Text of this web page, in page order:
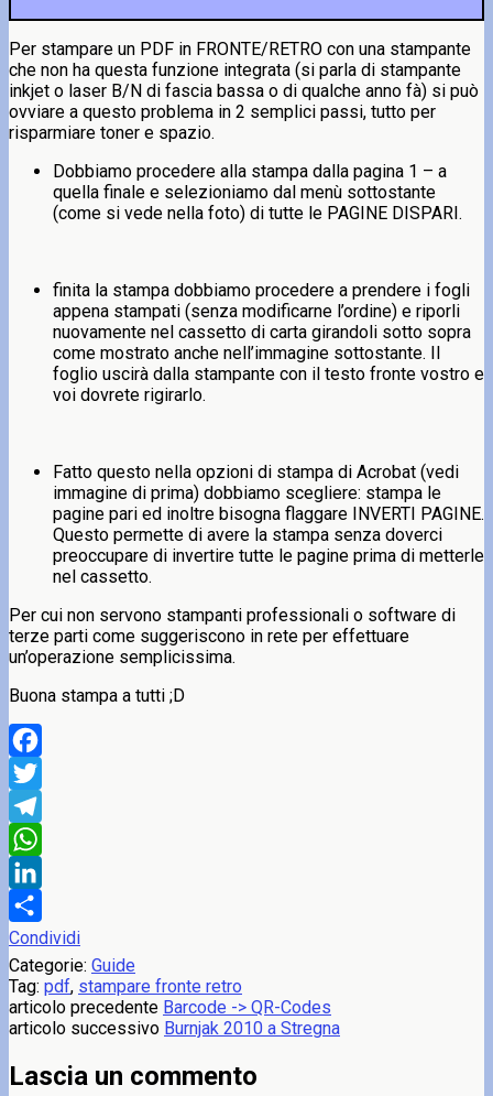
Per stampare un PDF in FRONTE/RETRO con una stampante
che non ha questa funzione integrata (si parla di stampante
inkjet o laser B/N di fascia bassa o di qualche anno fà) si può
ovviare a questo problema in 2 semplici passi, tutto per
risparmiare toner e spazio.
Dobbiamo procedere alla stampa dalla pagina 1 – a
quella finale e selezioniamo dal menù sottostante
(come si vede nella foto) di tutte le PAGINE DISPARI.
finita la stampa dobbiamo procedere a prendere i fogli
appena stampati (senza modificarne l’ordine) e riporli
nuovamente nel cassetto di carta girandoli sotto sopra
come mostrato anche nell’immagine sottostante. Il
foglio uscirà dalla stampante con il testo fronte vostro e
voi dovrete rigirarlo.
Fatto questo nella opzioni di stampa di Acrobat (vedi
immagine di prima) dobbiamo scegliere: stampa le
pagine pari ed inoltre bisogna flaggare INVERTI PAGINE.
Questo permette di avere la stampa senza doverci
preoccupare di invertire tutte le pagine prima di metterle
nel cassetto.
Per cui non servono stampanti professionali o software di
terze parti come suggeriscono in rete per effettuare
un’operazione semplicissima.
Buona stampa a tutti ;D
Facebook
Twitter
Telegram
WhatsApp
LinkedIn
Condividi
Categorie: Guide
Tag: pdf, stampare fronte retro
articolo precedente Barcode -> QR-Codes
articolo successivo Burnjak 2010 a Stregna
Lascia un commento